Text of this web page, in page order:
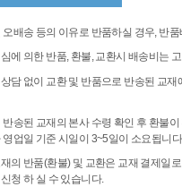
오배송 등의 이유로 반품하실 경우, 반
에 의한 반품, 환불, 교환시 배송비는
담 없이 교환 및 반품으로 반송된 교재
반송된 교재의 본사 수령 확인 후 환불
영업일 기준 시일이 3~5일이 소요됩니
의 반품(환불) 및 교환은 교재 결제일
청 하 실 수 있습니다.